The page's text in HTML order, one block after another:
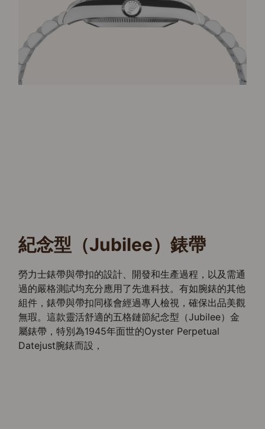
紀念型（Jubilee）錶帶
勞力士錶帶與帶扣的設計、開發和生產過程，以及需通
過的嚴格測試均充分應用了先進科技。有如腕錶的其他
組件，錶帶與帶扣同樣會經過專人檢視，確保出品美觀
無瑕。這款靈活舒適的五格鏈節紀念型（Jubilee）金
屬錶帶，特別為1945年面世的Oyster Perpetual
Datejust腕錶而設，